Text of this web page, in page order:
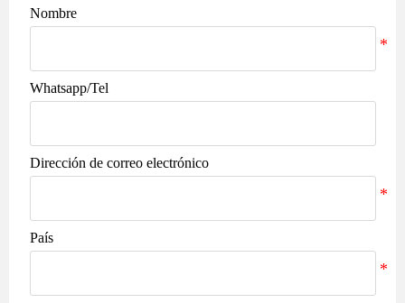
Nombre
Whatsapp/Tel
Dirección de correo electrónico
País